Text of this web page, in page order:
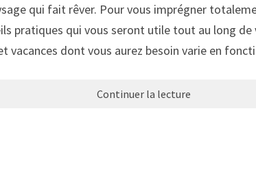
qui fait rêver. Pour vous imprégner
pratiques qui vous seront utile tout au long de
vacances dont vous aurez besoin varie en
Continuer la lecture